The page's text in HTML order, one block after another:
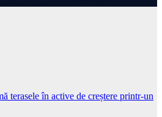
terasele în active de creștere printr-un